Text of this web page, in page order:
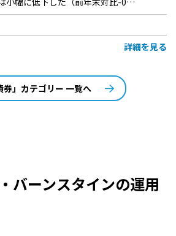
詳細を見る
券」カテゴリー 一覧へ
バーンスタインの運用